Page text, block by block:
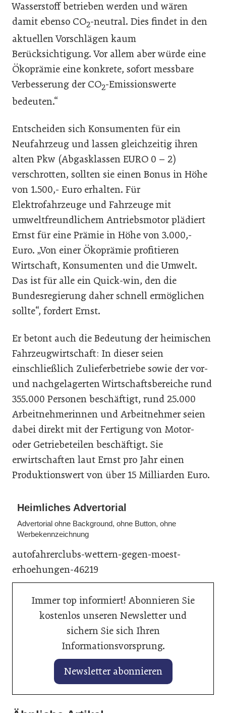
Wasserstoff betrieben werden und wären
damit ebenso CO2-neutral. Dies findet in den
aktuellen Vorschlägen kaum
Berücksichtigung. Vor allem aber würde eine
Ökoprämie eine konkrete, sofort messbare
Verbesserung der CO2-Emissionswerte
bedeuten.“
Entscheiden sich Konsumenten für ein
Neufahrzeug und lassen gleichzeitig ihren
alten Pkw (Abgasklassen EURO 0 – 2)
verschrotten, sollten sie einen Bonus in Höhe
von 1.500,- Euro erhalten. Für
Elektrofahrzeuge und Fahrzeuge mit
umweltfreundlichem Antriebsmotor plädiert
Ernst für eine Prämie in Höhe von 3.000,-
Euro. „Von einer Ökoprämie profitieren
Wirtschaft, Konsumenten und die Umwelt.
Das ist für alle ein Quick-win, den die
Bundesregierung daher schnell ermöglichen
sollte“, fordert Ernst.
Er betont auch die Bedeutung der heimischen
Fahrzeugwirtschaft: In dieser seien
einschließlich Zulieferbetriebe sowie der vor-
und nachgelagerten Wirtschaftsbereiche rund
355.000 Personen beschäftigt, rund 25.000
Arbeitnehmerinnen und Arbeitnehmer seien
dabei direkt mit der Fertigung von Motor-
oder Getriebeteilen beschäftigt. Sie
erwirtschaften laut Ernst pro Jahr einen
Produktionswert von über 15 Milliarden Euro.
Heimliches Advertorial
Advertorial ohne Background, ohne Button, ohne
Werbekennzeichnung
autofahrerclubs-wettern-gegen-moest-
erhoehungen-46219
Immer top informiert! Abonnieren Sie
kostenlos unseren Newsletter und
sichern Sie sich Ihren
Informationsvorsprung.
Newsletter abonnieren
28. Januar 2026
KI hilft beim perfekten Fahrzeuginserat
28. Januar 2026